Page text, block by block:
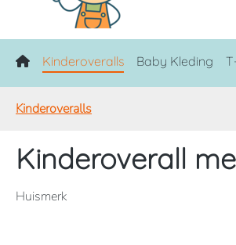
Home
Kinderoveralls Baby Kleding
Kinderoveralls
Kinderoverall
Huismerk